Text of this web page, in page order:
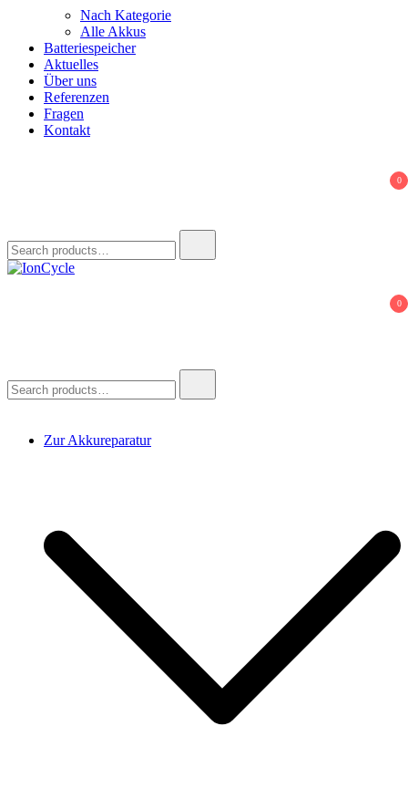
Nach Kategorie
Alle Akkus
Batteriespeicher
Aktuelles
Über uns
Referenzen
Fragen
Kontakt
0
for:
0
for:
Zur Akkureparatur